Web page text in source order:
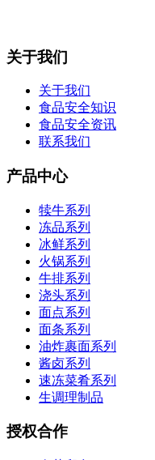
关于我们
关于我们
食品安全知识
食品安全资讯
联系我们
产品中心
犊牛系列
冻品系列
冰鲜系列
火锅系列
牛排系列
浇头系列
面点系列
面条系列
油炸裹面系列
酱卤系列
速冻菜肴系列
生调理制品
授权合作